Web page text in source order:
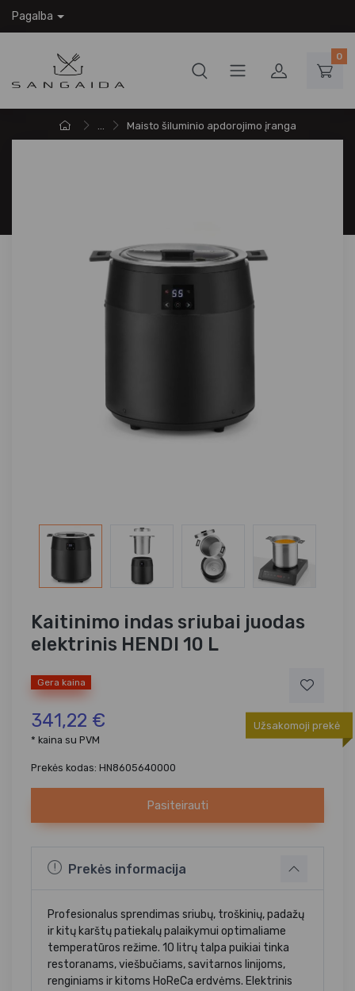
Pagalba
0
... Maisto šiluminio apdorojimo įranga
Kaitinimo indas sriubai juodas
elektrinis HENDI 10 L
Gera kaina
341,22 €
Užsakomoji prekė
* kaina su PVM
Prekės kodas: HN8605640000
Pasiteirauti
Prekės informacija
Profesionalus sprendimas sriubų, troškinių, padažų
ir kitų karštų patiekalų palaikymui optimaliame
temperatūros režime. 10 litrų talpa puikiai tinka
restoranams, viešbučiams, savitarnos linijoms,
renginiams ir kitoms HoReCa erdvėms. Elektrinis